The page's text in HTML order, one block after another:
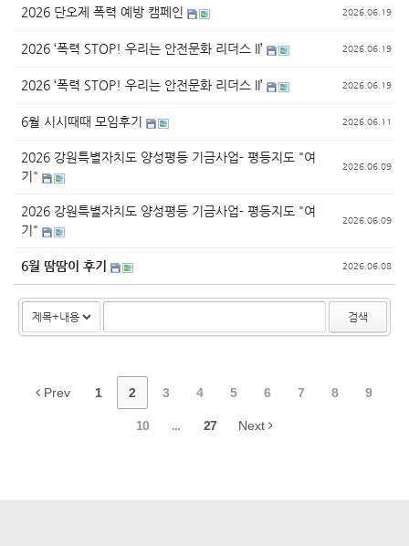
2026 단오제 폭력 예방 캠페인 2026.06.19
2026 ‘폭력 STOP! 우리는 안전문화 리더스 II’ 2026.06.19
2026 ‘폭력 STOP! 우리는 안전문화 리더스 II’ 2026.06.19
6월 시시때때 모임후기 2026.06.11
2026 강원특별자치도 양성평등 기금사업- 평등지도 "여
기"
2026.06.09
2026 강원특별자치도 양성평등 기금사업- 평등지도 "여
기"
2026.06.09
6월 땀땀이 후기 2026.06.08
검색
Prev 1 2 3 4 5 6 7 8 9
10 ... 27 Next